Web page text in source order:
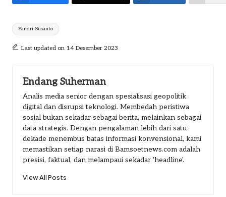
Tags:
Yandri Susanto
Last updated on 14 Desember 2023
Endang Suherman
Analis media senior dengan spesialisasi geopolitik
digital dan disrupsi teknologi. Membedah peristiwa
sosial bukan sekadar sebagai berita, melainkan sebagai
data strategis. Dengan pengalaman lebih dari satu
dekade menembus batas informasi konvensional, kami
memastikan setiap narasi di Bamsoetnews.com adalah
presisi, faktual, dan melampaui sekadar 'headline'.
View All Posts